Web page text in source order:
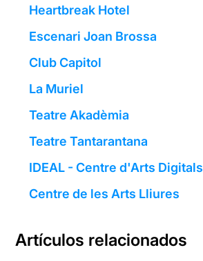
Heartbreak Hotel
Escenari Joan Brossa
Club Capitol
La Muriel
Teatre Akadèmia
Teatre Tantarantana
IDEAL - Centre d'Arts Digitals
Centre de les Arts Lliures
Artículos relacionados